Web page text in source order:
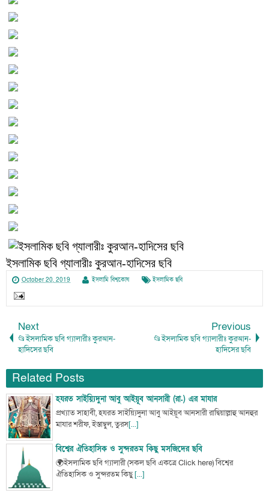
ইসলামিক ছবি গ্যালারীঃ কুরআন-হাদিসের ছবি
October 20, 2019 ইসলামি বিশ্বকোষ ইসলামিক ছবি
Next
📂ইসলামিক ছবি গ্যালারীঃ কুরআন-
হাদিসের ছবি
Previous
📂ইসলামিক ছবি গ্যালারীঃ কুরআন-
হাদিসের ছবি
Related Posts
হযরত সাইয়্যিদুনা আবু আইয়ূব আনসারী (রা.) এর মাযার
প্রখ্যাত সাহাবী, হযরত সাইয়্যিদুনা আবু আইয়ূব আনসারী রাদ্বিয়াল্লাহু আনহুর
মাযার শরীফ, ইস্তাম্বুল, তুরস[...]
বিশ্বের ঐতিহাসিক ও সুন্দরতম কিছু মসজিদের ছবি
🌍ইসলামিক ছবি গ্যালারী (সকল ছবি একত্রে Click here) বিশ্বের
ঐতিহাসিক ও সুন্দরতম কিছু[...]